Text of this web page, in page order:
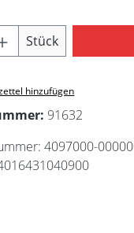
Anzahl: Gib
Stück
hinzufügen
91632
4097000-